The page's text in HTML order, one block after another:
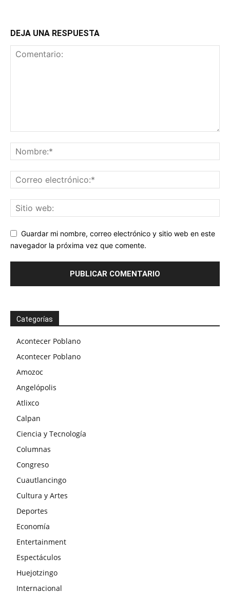
DEJA UNA RESPUESTA
Guardar mi nombre, correo electrónico y sitio web en este
navegador la próxima vez que comente.
Categorías
Acontecer Poblano
Acontecer Poblano
Amozoc
Angelópolis
Atlixco
Calpan
Ciencia y Tecnología
Columnas
Congreso
Cuautlancingo
Cultura y Artes
Deportes
Economía
Entertainment
Espectáculos
Huejotzingo
Internacional